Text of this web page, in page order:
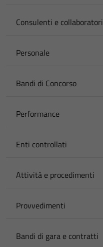
Consulenti e collaboratori
Personale
Bandi di Concorso
Performance
Enti controllati
Attività e procedimenti
Provvedimenti
Bandi di gara e contratti